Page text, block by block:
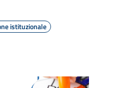
istituzionale